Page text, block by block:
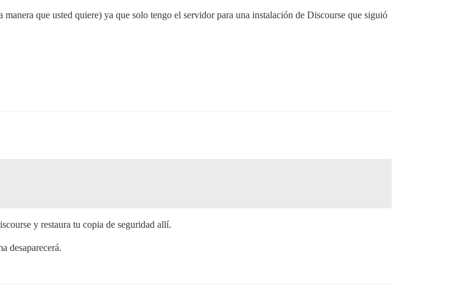
que usted quiere) ya que solo tengo el servidor para una instalación de Discourse que siguió
y restaura tu copia de seguridad allí.
desaparecerá.